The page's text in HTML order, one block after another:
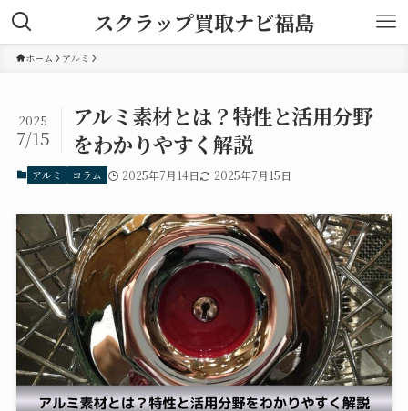
スクラップ買取ナビ福島
ホーム アルミ
アルミ素材とは？特性と活用分野
をわかりやすく解説
2025
7/15
アルミ コラム 2025年7月14日 2025年7月15日